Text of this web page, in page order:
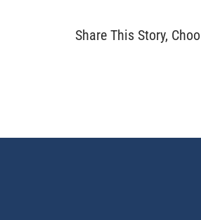
Share This Story,